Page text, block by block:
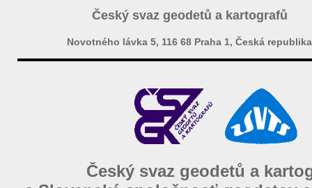
Český svaz geodetů a kartografů
Novotného lávka 5, 116 68 Praha 1, Česká republika
Český svaz geodetů a